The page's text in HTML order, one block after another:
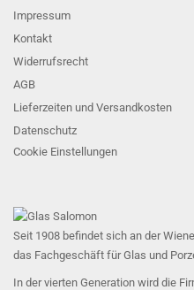
Impressum
Kontakt
Widerrufsrecht
AGB
Lieferzeiten und Versandkosten
Datenschutz
Cookie Einstellungen
Seit 1908 befindet sich an der
das Fachgeschäft für Glas und
In der vierten Generation wird die